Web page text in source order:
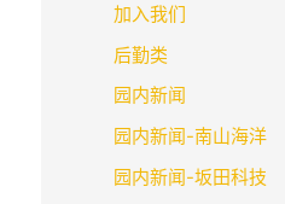
加入我们
后勤类
园内新闻
园内新闻-南山海洋
园内新闻-坂田科技